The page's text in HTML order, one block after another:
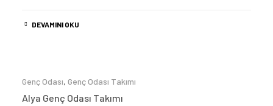
DEVAMINI OKU
Genç Odası, Genç Odası Takımı
Alya Genç Odası Takımı